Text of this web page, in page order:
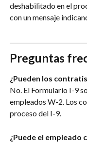
deshabilitado en el
con un mensaje
Preguntas
¿Pueden los
No. El Formulario I-9
empleados W-2. Los
proceso del I-9.
¿Puede el empleado